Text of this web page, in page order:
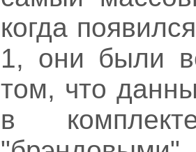
когда
1, они были
том, что
в